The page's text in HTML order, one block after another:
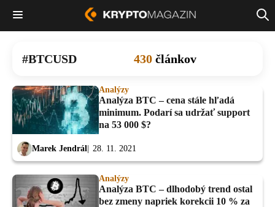
BTCUSD 430 článkov
Analýzy
Analýza BTC – cena stále hľadá
minimum. Podarí sa udržať support
na 53 000 $?
Marek Jendrál 28. 11. 2021
Analýzy
Analýza BTC – dlhodobý trend ostal
bez zmeny napriek korekcii 10 % za